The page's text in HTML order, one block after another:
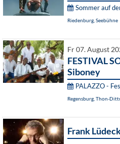
Sommer auf
Riedenburg, Seebühne
Fr 07. August
FESTIVAL
Siboney
PALAZZO -
Regensburg, Thon-
Frank